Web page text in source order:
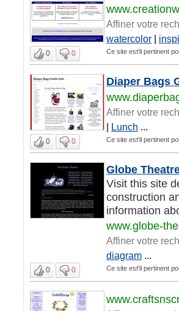
Affiner votre
watercolor |
0 0 Ce site est'il pertinent
Diaper Bags
Affiner votre
| Lunch ...
0 0 Ce site est'il pertinent
Globe
Visit this site
construction
information
www.globe-
Affiner votre
diagram ...
0 0 Ce site est'il pertinent